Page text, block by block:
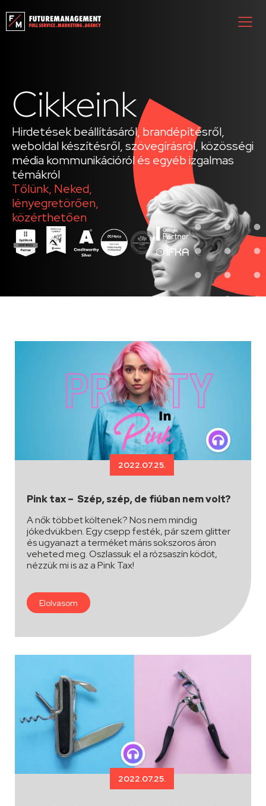
Cikkeink
Hirdetések beállításáról, brandépítésről,
weboldal készítésről, szövegírásról, közösségi
média kommunikációról és egyéb izgalmas
témákról
Tőlünk, Neked,
lényegretörően,
közérthetően
2022.07.25.
Pink tax – Szép, szép, de fiúban nem volt?
A nők többet költenek? Nos nem mindig
jókedvükben. Egy csepp festék, pár szem glitter
és ugyanazt a terméket máris sokszoros áron
veheted meg. Oszlassuk el a rózsaszín ködöt,
nézzük mi is az a Pink Tax!
Elolvasom
2022.07.25.